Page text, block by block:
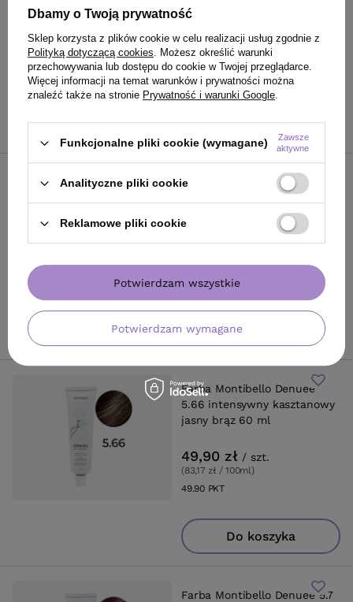
60 ml
49,90 zł / szt.
(83,17 zł / 100ml)
49.90
punktów
Do koszyka
Farba Montibello Denuee
5.64 miedziano-kasztanowy
(83,17 zł / 100ml)
49.90PKTpunktów
Do koszyka
Farba Montibello Denuee
5.66 intensywny kasztanowy
jasny brąz 60 ml
49,90 zł / szt.
(83,17 zł / 100ml)
49.90PKTpunktów
Do koszyka
Farba Montibello Denuee 5.7
Dbamy o Twoją prywatność
Sklep korzysta z plików cookie w celu realizacji usług zgodnie z
Polityką dotyczącą cookies. Możesz określić warunki
przechowywania lub dostępu do cookie w Twojej przeglądarce.
Więcej informacji na temat warunków i prywatności można
znaleźć także na stronie Prywatność i warunki Google.
Funkcjonalne pliki cookie (wymagane)
Zawsze
aktywne
Analityczne pliki cookie
Reklamowe pliki cookie
Potwierdzam wymagane
Potwierdzam wszystkie